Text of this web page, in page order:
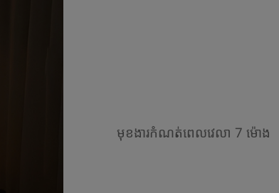
មុខងារកំណត់ពេលវេលា 7 ម៉ោង